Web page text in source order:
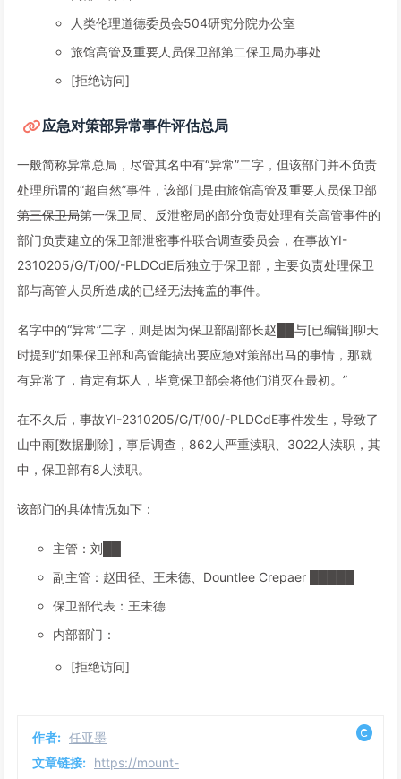
人类伦理道德委员会504研究分院办公室
旅馆高管及重要人员保卫部第二保卫局办事处
[拒绝访问]
应急对策部异常事件评估总局
一般简称异常总局，尽管其名中有“异常”二字，但该部门并不负责
处理所谓的“超自然”事件，该部门是由旅馆高管及重要人员保卫部
第三保卫局第一保卫局、反泄密局的部分负责处理有关高管事件的
部门负责建立的保卫部泄密事件联合调查委员会，在事故YI-
2310205/G/T/00/-PLDCdE后独立于保卫部，主要负责处理保卫
部与高管人员所造成的已经无法掩盖的事件。
名字中的“异常”二字，则是因为保卫部副部长赵██与[已编辑]聊天
时提到“如果保卫部和高管能搞出要应急对策部出马的事情，那就
有异常了，肯定有坏人，毕竟保卫部会将他们消灭在最初。”
在不久后，事故YI-2310205/G/T/00/-PLDCdE事件发生，导致了
山中雨[数据删除]，事后调查，862人严重渎职、3022人渎职，其
中，保卫部有8人渎职。
该部门的具体情况如下：
主管：刘██
副主管：赵田径、王未德、Dountlee Crepaer █████
保卫部代表：王未德
内部部门：
[拒绝访问]
作者: 任亚墨
文章链接: https://mount-